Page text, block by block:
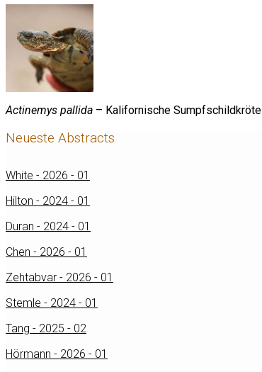
Actinemys pallida – Kalifornische Sumpfschildkröte
Neueste Abstracts
White - 2026 - 01
Hilton - 2024 - 01
Duran - 2024 - 01
Chen - 2026 - 01
Zehtabvar - 2026 - 01
Stemle - 2024 - 01
Tang - 2025 - 02
Hörmann - 2026 - 01